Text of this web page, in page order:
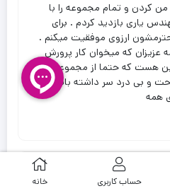
کردن و تمام مجموعه را با
یاری بازدید کردم . برای
ارزوی موفقیت میکنم .
عزیزان که میخوان کار پرورش
هست که حتما از مجموعه
و بی درد سر داشته باشن
همه
مرداد 30,
حساب کاربری خانه